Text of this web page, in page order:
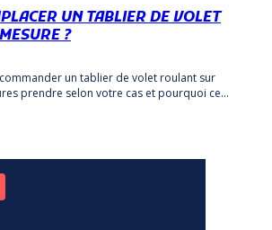
UN TABLIER DE VOLET
?
un tablier de volet roulant sur
prendre selon votre cas et pourquoi ce